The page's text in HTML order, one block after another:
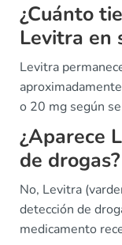
¿Cuánto
Levitra en
Levitra
o 20 mg según
¿Aparece
de drogas?
No, Levitra
detección de
medicamento